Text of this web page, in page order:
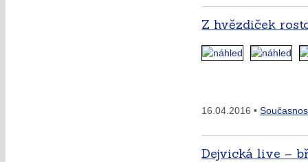
Z hvězdiček
16.04.2016 •
Dejvická live –